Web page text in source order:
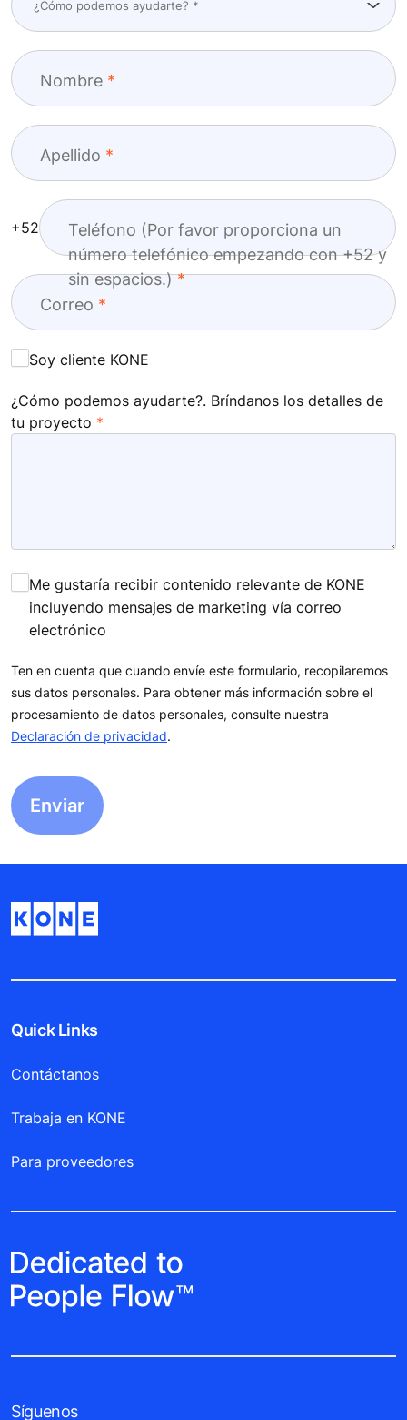
Nombre
Apellido
Teléfono (Por favor proporciona un
número telefónico empezando con +52 y
sin espacios.)
+52
Correo
Soy cliente KONE
¿Cómo podemos ayudarte?. Bríndanos los detalles de
tu proyecto
Me gustaría recibir contenido relevante de KONE
incluyendo mensajes de marketing vía correo
electrónico
Ten en cuenta que cuando envíe este formulario, recopilaremos
sus datos personales. Para obtener más información sobre el
procesamiento de datos personales, consulte nuestra
Declaración de privacidad.
Quick Links
Contáctanos
Trabaja en KONE
Para proveedores
Síguenos